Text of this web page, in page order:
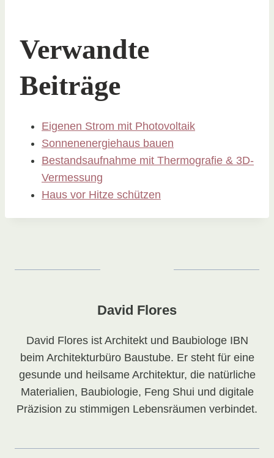
Verwandte
Beiträge
Eigenen Strom mit Photovoltaik
Sonnenenergiehaus bauen
Bestandsaufnahme mit Thermografie & 3D-
Vermessung
Haus vor Hitze schützen
David Flores
David Flores ist Architekt und Baubiologe IBN
beim Architekturbüro Baustube. Er steht für eine
gesunde und heilsame Architektur, die natürliche
Materialien, Baubiologie, Feng Shui und digitale
Präzision zu stimmigen Lebensräumen verbindet.